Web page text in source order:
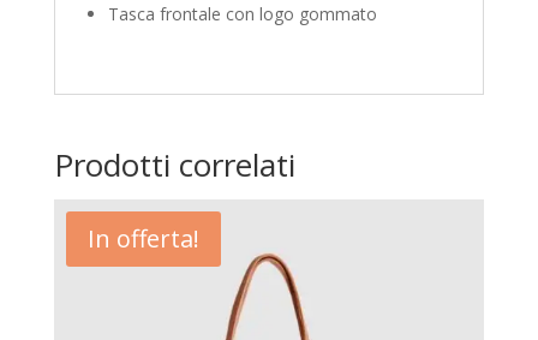
Tasca frontale con logo gommato
Prodotti correlati
In offerta!